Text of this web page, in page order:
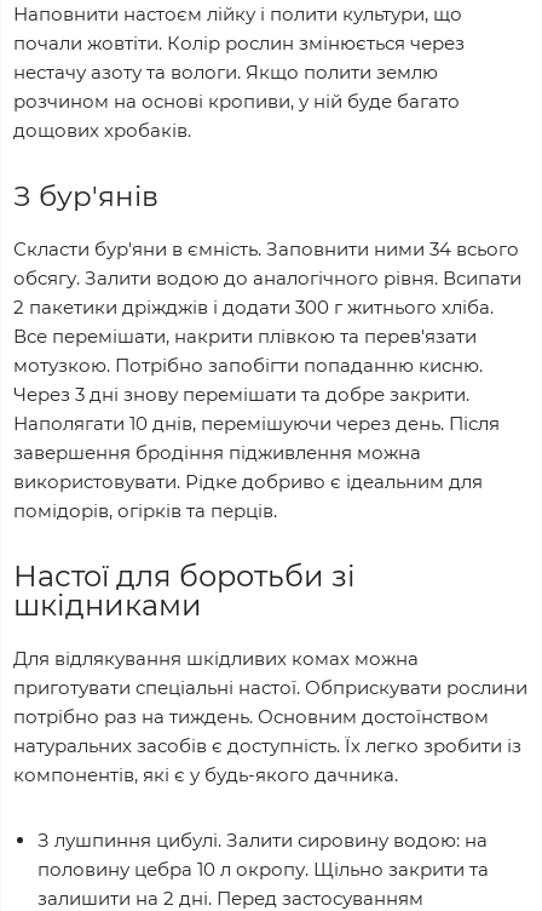
Наповнити настоєм лійку і полити культури, що
почали жовтіти. Колір рослин змінюється через
нестачу азоту та вологи. Якщо полити землю
розчином на основі кропиви, у ній буде багато
дощових хробаків.
З бур'янів
Скласти бур'яни в ємність. Заповнити ними 34 всього
обсягу. Залити водою до аналогічного рівня. Всипати
2 пакетики дріжджів і додати 300 г житнього хліба.
Все перемішати, накрити плівкою та перев'язати
мотузкою. Потрібно запобігти попаданню кисню.
Через 3 дні знову перемішати та добре закрити.
Наполягати 10 днів, перемішуючи через день. Після
завершення бродіння підживлення можна
використовувати. Рідке добриво є ідеальним для
помідорів, огірків та перців.
Настої для боротьби зі
шкідниками
Для відлякування шкідливих комах можна
приготувати спеціальні настої. Обприскувати рослини
потрібно раз на тиждень. Основним достоїнством
натуральних засобів є доступність. Їх легко зробити із
компонентів, які є у будь-якого дачника.
З лушпиння цибулі. Залити сировину водою: на
половину цебра 10 л окропу. Щільно закрити та
залишити на 2 дні. Перед застосуванням